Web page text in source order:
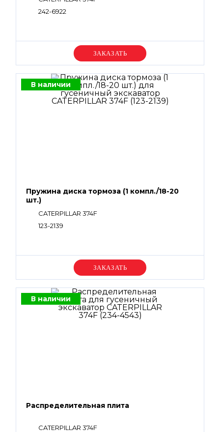
242-6922
Уточняйте цену
В наличии
Пружина диска тормоза (1 компл./18-20
шт.)
CATERPILLAR 374F
123-2139
Уточняйте цену
В наличии
Распределительная плита
CATERPILLAR 374F